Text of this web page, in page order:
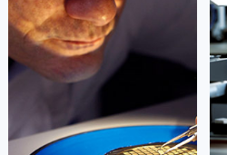
是理查德米勒售后服务中心
(理查德米勒保养中心)
的高级技师之一
Beijing RichardMille Maintain center
北京理查德米勒维修